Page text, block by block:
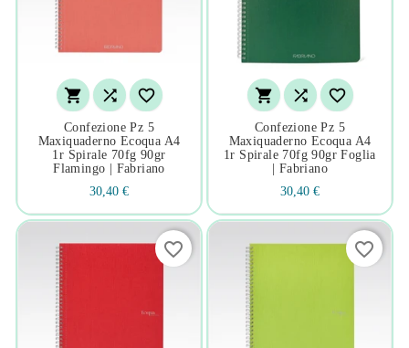
  
Confezione Pz 5
Maxiquaderno Ecoqua A4
1r Spirale 70fg 90gr
Flamingo | Fabriano
30,40 €
  
Confezione Pz 5
Maxiquaderno Ecoqua A4
1r Spirale 70fg 90gr Foglia
| Fabriano
30,40 €
favorite_border favorite_border